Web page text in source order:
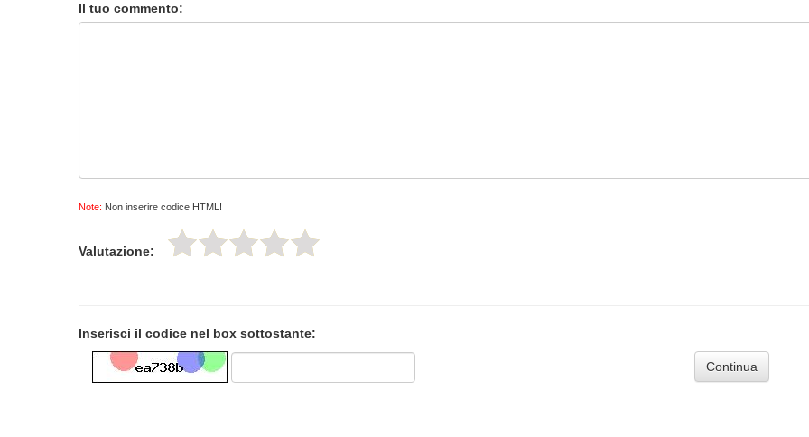
Il tuo commento:
Note: Non inserire codice HTML!
Valutazione:
Inserisci il codice nel box sottostante:
Continua